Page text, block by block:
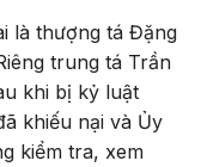
là thượng tá Đặng
trung tá Trần
khi bị kỷ luật
khiếu nại và Ủy
kiểm tra, xem